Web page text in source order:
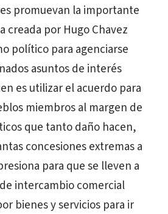
promuevan la importante
creada por Hugo Chavez
político para agenciarse
asuntos de interés
es utilizar el acuerdo para
miembros al margen de
que tanto daño hacen,
concesiones extremas a
para que se lleven a
intercambio comercial
bienes y servicios para ir